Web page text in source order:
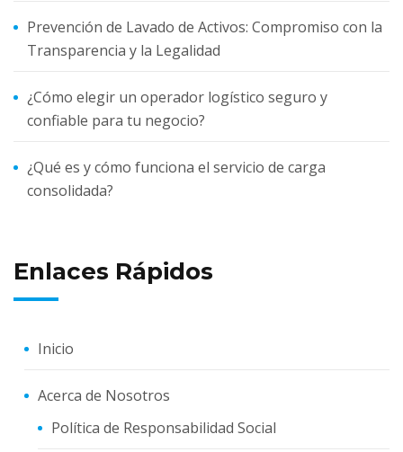
Prevención de Lavado de Activos: Compromiso con la
Transparencia y la Legalidad
¿Cómo elegir un operador logístico seguro y
confiable para tu negocio?
¿Qué es y cómo funciona el servicio de carga
consolidada?
Enlaces Rápidos
Inicio
Acerca de Nosotros
Política de Responsabilidad Social